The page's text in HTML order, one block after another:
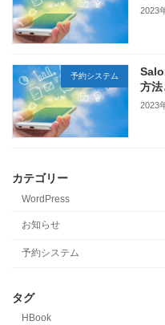
2023
予約システム
方法
2023
カテゴリー
WordPress
お知らせ
予約システム
タグ
HBook